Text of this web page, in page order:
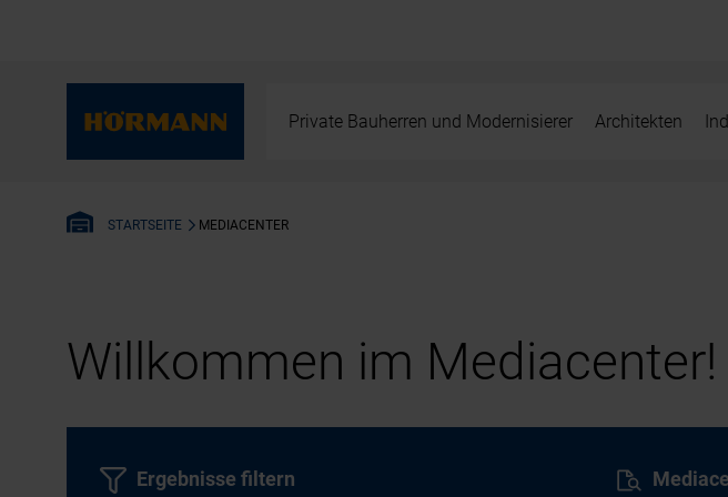
Private Bauherren und Modernisierer Architekten
STARTSEITE MEDIACENTER
Willkommen im Mediacenter!
Ergebnisse filtern